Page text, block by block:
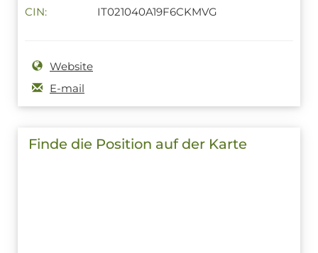
CIN:
IT021040A19F6CKMVG
Website
E-mail
Finde die Position auf der Karte